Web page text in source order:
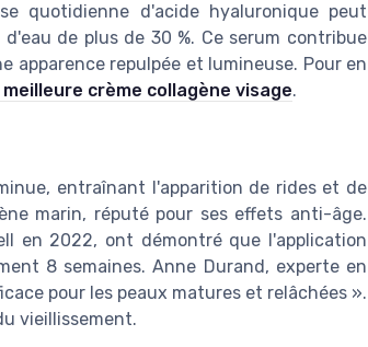
quotidienne d'acide hyaluronique peut
de plus de 30 %. Ce serum contribue
repulpée et lumineuse. Pour en
meilleure crème collagène visage.
entraînant l'apparition de rides et de
marin, réputé pour ses effets anti-âge.
en 2022, ont démontré que l'application
8 semaines. Anne Durand, experte en
pour les peaux matures et relâchées ».
vieillissement.